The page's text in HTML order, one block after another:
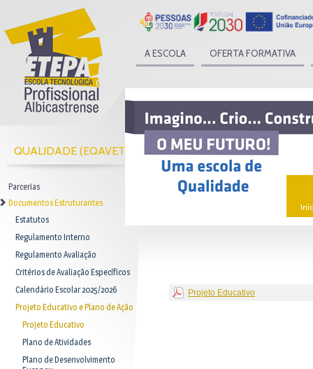
A ESCOLA OFERTA FORMATIVA
QUALIDADE (EQAVET)
Parcerias
Documentos Estruturantes
Estatutos
Regulamento Interno
Regulamento Avaliação
Critérios de Avaliação Específicos
Calendário Escolar 2025/2026
Projeto Educativo e Plano de Ação
Projeto Educativo
Plano de Atividades
Plano de Desenvolvimento
Projeto Educativo